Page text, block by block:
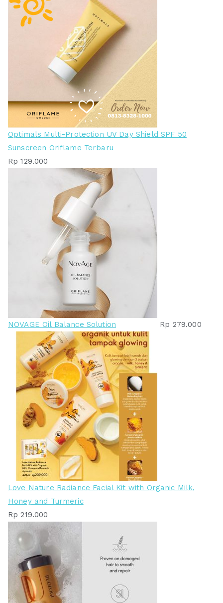
Optimals Multi-Protection UV Day Shield SPF 50
Sunscreen Oriflame Terbaru
Rp 129.000
NOVAGE Oil Balance Solution Rp 279.000
Love Nature Radiance Facial Kit with Organic Milk,
Honey and Turmeric
Rp 219.000